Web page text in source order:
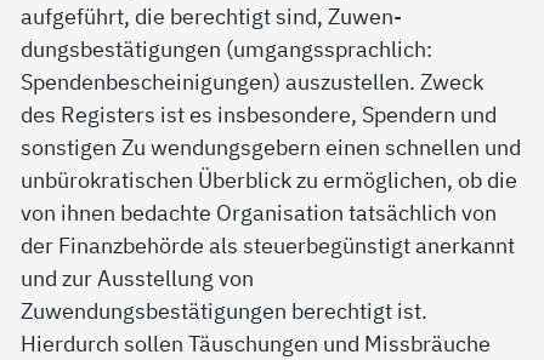
aufgeführt, die berechtigt sind, Zuwen­
dungsbestätigungen (umgangssprachlich:
Spendenbescheinigungen) auszustellen. Zweck
des Registers ist es insbesondere, Spendern und
sonstigen Zu­ wendungsgebern einen schnellen und
unbürokratischen Überblick zu ermöglichen, ob die
von ihnen bedachte Organisation tatsächlich von
der Finanzbehörde als steuerbegünstigt anerkannt
und zur Ausstellung von
Zuwendungsbestätigungen berechtigt ist.
Hierdurch sollen Täu­schungen und Missbräuche